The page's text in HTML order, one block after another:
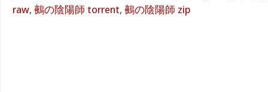
raw, 鵺の陰陽師 torrent, 鵺の陰陽師 zip